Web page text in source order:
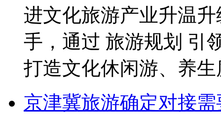
进文化旅游产业升温
手，通过 旅游规划 引
打造文化休闲游、养生
京津冀旅游确定对接